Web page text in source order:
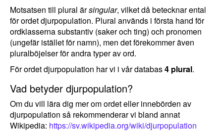
Motsatsen till plural ärsingular, vilket då betecknar ental
för ordet djurpopulation. Plural används i första hand för
ordklasserna substantiv (saker och ting) och pronomen
(ungefär istället för namn), men det förekommer även
pluralböjelser för andra typer av ord.
För ordet djurpopulation har vi i vår databas4 plural.
Vad betyder djurpopulation?
Om du vill lära dig mer om ordet eller innebörden av
djurpopulation så rekommenderar vi bland annat
Wikipedia: https://sv.wikipedia.org/wiki/djurpopulation